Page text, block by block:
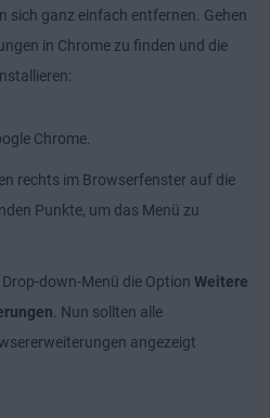
sich ganz einfach entfernen. Gehen
in Chrome zu finden und die
Chrome.
rechts im Browserfenster auf die
Punkte, um das Menü zu
down-Menü die Option Weitere
. Nun sollten alle
angezeigt